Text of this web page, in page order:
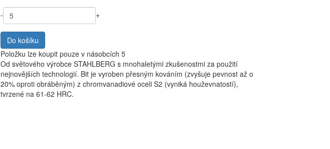
-
+
Do košíku
Položku lze koupit pouze v násobcích 5
Od světového výrobce STAHLBERG s mnohaletými zkušenostmi za použití
nejnovějších technologií. Bit je vyroben přesným kováním (zvyšuje pevnost až o
20% oproti obráběným) z chromvanadiové oceli S2 (vyniká houževnatostí),
tvrzené na 61-62 HRC.